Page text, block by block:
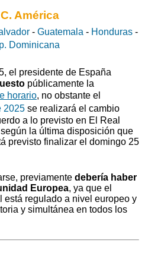
América
- Guatemala - Honduras -
Dominicana
el presidente de España
públicamente la
horario, no obstante el
2025 se realizará el cambio
a lo previsto en El Real
la última disposición que
previsto finalizar el domingo 25
previamente debería haber
Europea, ya que el
está regulado a nivel europeo y
y simultánea en todos los